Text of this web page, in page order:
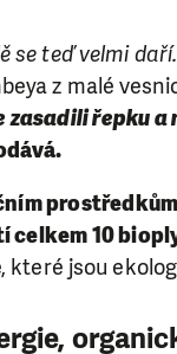
se teď velmi
z malé
zasadili řepku
celkem 10
které jsou